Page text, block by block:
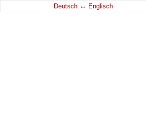
Deutsch ↔ Englisch